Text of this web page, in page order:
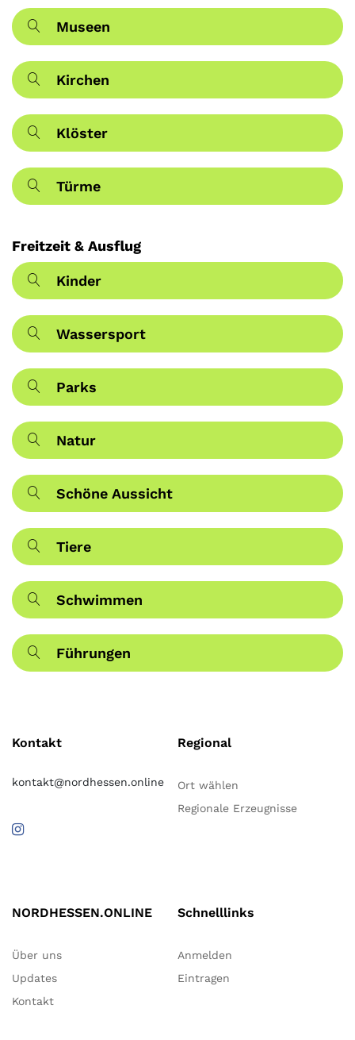
Museen
Kirchen
Klöster
Türme
Freitzeit & Ausflug
Kinder
Wassersport
Parks
Natur
Schöne Aussicht
Tiere
Schwimmen
Führungen
Kontakt
kontakt@nordhessen.online
Regional
Ort wählen
Regionale Erzeugnisse
NORDHESSEN.ONLINE
Über uns
Updates
Kontakt
Schnelllinks
Anmelden
Eintragen